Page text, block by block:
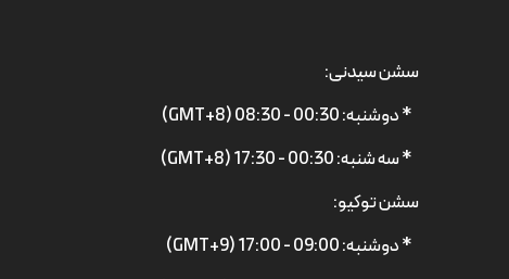
سشن سیدنی:
* دوشنبه: 00:30 - 08:30 (GMT+8)
* سه شنبه: 00:30 - 17:30 (GMT+8)
سشن توکیو:
* دوشنبه: 09:00 - 17:00 (GMT+9)